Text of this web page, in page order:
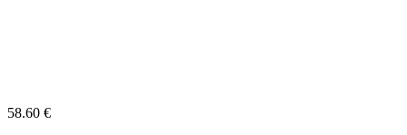
58.60 €